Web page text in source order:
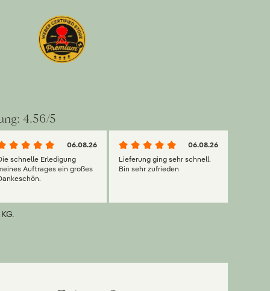
4.56/5
06.08.26
schnelle Erledigung
Auftrages ein großes
06.08.26
Lieferung ging sehr schnell.
Bin sehr zufrieden